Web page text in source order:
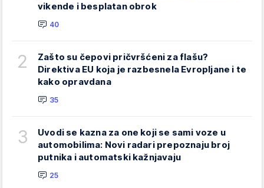
vikende i besplatan obrok
40
2
Zašto su čepovi pričvršćeni za flašu?
Direktiva EU koja je razbesnela Evropljane i te
kako opravdana
35
3
Uvodi se kazna za one koji se sami voze u
automobilima: Novi radari prepoznaju broj
putnika i automatski kažnjavaju
25